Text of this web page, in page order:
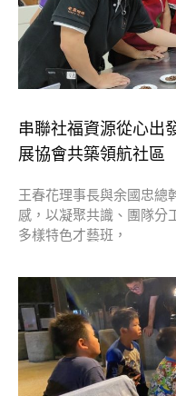
串聯社福資源從心出
展協會共築領航社區
王春花理事長與余國忠總
感，以凝聚共識、團隊分
多樣特色才藝班，